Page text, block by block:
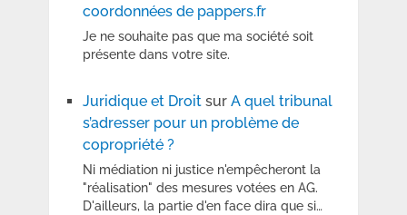
coordonnées de pappers.fr
Je ne souhaite pas que ma société soit
présente dans votre site.
Juridique et Droitsur A quel tribunal
s’adresser pour un problème de
copropriété ?
Ni médiation ni justice n'empêcheront la
"réalisation" des mesures votées en AG.
D'ailleurs, la partie d'en face dira que si…